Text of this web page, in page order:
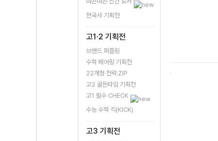
한국사 기획전
고1·2 기획전
브랜드 퍼즐링
수학 페어링 기획전
22개정 전략.ZIP
고2 골든타임 기획전
고1 필수 CHECK
수능 수학 킥(KICK)
고3 기획전